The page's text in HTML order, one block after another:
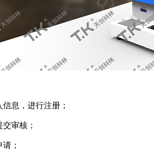
息，进行注册；
审核；
；